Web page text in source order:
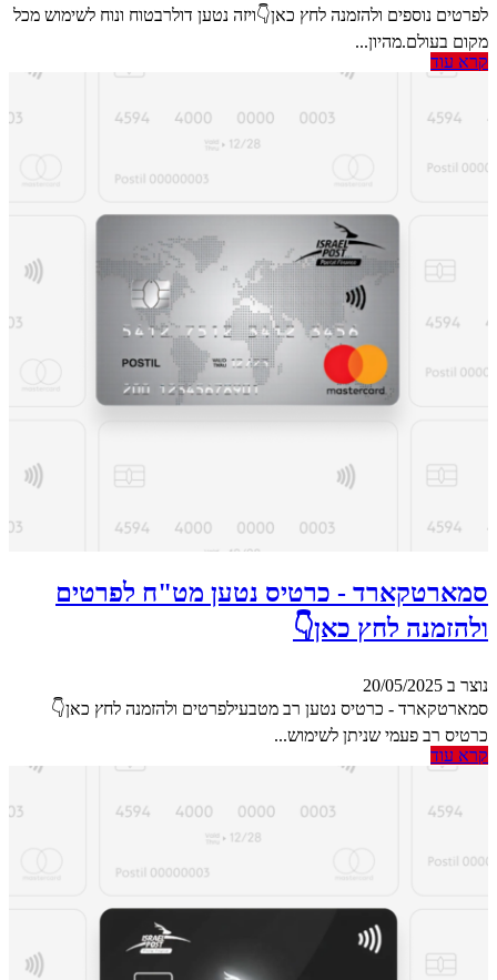
לפרטים נוספים ולהזמנה לחץ כאן👇ויזה נטען דולרבטוח ונוח לשימוש מכל
מקום בעולם.מהיון...
קרא עוד
סמארטקארד - כרטיס נטען מט"ח לפרטים
ולהזמנה לחץ כאן👇
נוצר ב 20/05/2025
סמארטקארד - כרטיס נטען רב מטבעילפרטים ולהזמנה לחץ כאן👇
כרטיס רב פעמי שניתן לשימוש...
קרא עוד